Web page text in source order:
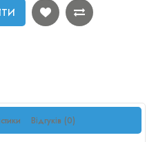
Відгуків (0)